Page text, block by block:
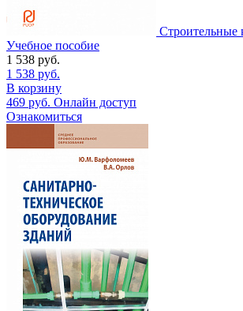
Строительные
Учебное пособие
1 538 руб.
1 538 руб.
В корзину
469 руб. Онлайн доступ
Ознакомиться